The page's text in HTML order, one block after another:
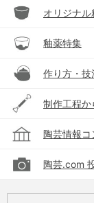
オリジナ
釉薬特集
作り方・技
制作工程か
陶芸情報コ
陶芸.com